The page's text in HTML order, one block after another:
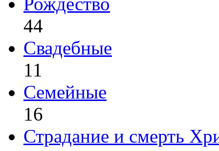
44
Свадебные
11
Семейные
16
Страдание и смерть